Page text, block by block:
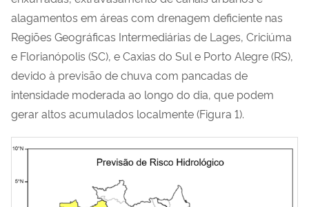
alagamentos em áreas com drenagem deficiente nas
Regiões Geográficas Intermediárias de Lages, Criciúma
e Florianópolis (SC), e Caxias do Sul e Porto Alegre (RS),
devido à previsão de chuva com pancadas de
intensidade moderada ao longo do dia, que podem
gerar altos acumulados localmente(Figura 1).